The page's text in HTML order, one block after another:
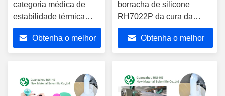
categoria médica de
estabilidade térmica
platina alta para o
Kitchenware
Obtenha o melhor
borracha de silicone
RH7022P da cura da
platina do vidro de vinho
Obtenha o melhor